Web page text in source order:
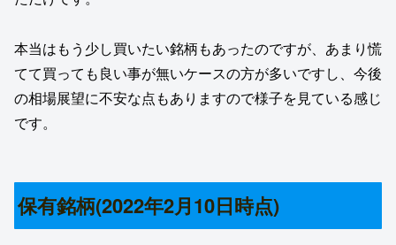
本当はもう少し買いたい銘柄もあったのですが、あまり慌
てて買っても良い事が無いケースの方が多いですし、今後
の相場展望に不安な点もありますので様子を見ている感じ
です。
保有銘柄(2022年2月10日時点)